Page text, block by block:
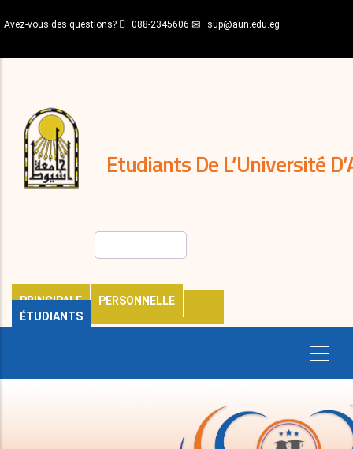
au
principal
Avez-vous des questions? 088-2345606 sup@aun.edu.eg
Etudiants De L’Université
PRINCIPALE
PERSONNELLE
ÉTUDIANTS
décisions
Expatriés
Journal